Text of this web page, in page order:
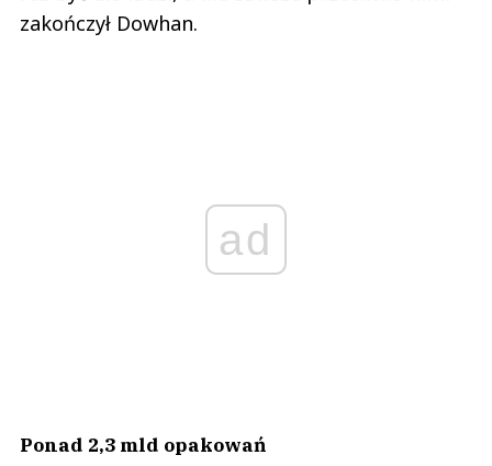
ad
System kaucyjny działa w Polsce formalnie od